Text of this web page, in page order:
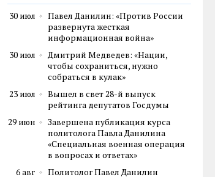
30 июл
Павел Данилин: «Против России
развернута жесткая
информационная война»
30 июл
Дмитрий Медведев: «Нации,
чтобы сохраниться, нужно
собраться в кулак»
23 июл
Вышел в свет 28-й выпуск
рейтинга депутатов Госдумы
29 июн
Завершена публикация курса
политолога Павла Данилина
«Специальная военная операция
в вопросах и ответах»
6 авг
Политолог Павел Данилин